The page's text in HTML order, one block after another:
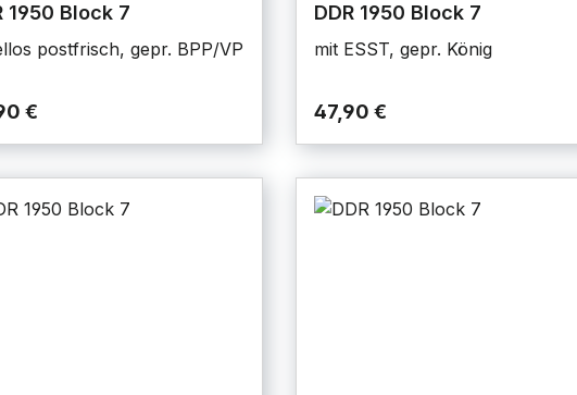
1950 Block 7
postfrisch, gepr. BPP/VP
€
DDR 1950 Block 7
mit ESST, gepr. König
47,90 €